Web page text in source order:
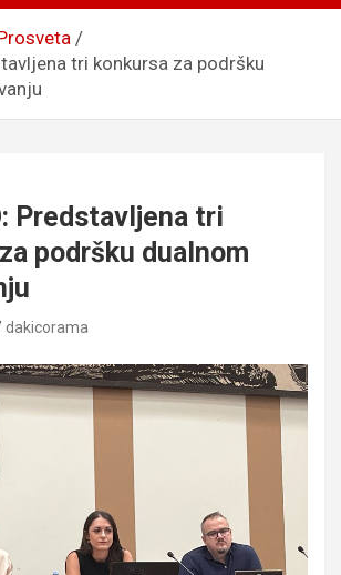
tri konkursa za podršku
Predstavljena tri
podršku dualnom
dakicorama